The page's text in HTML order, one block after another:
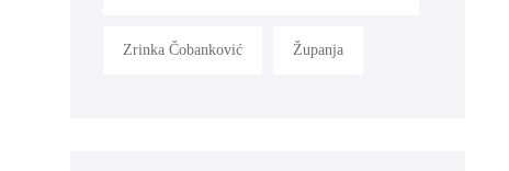
Zrinka Čobanković Županja